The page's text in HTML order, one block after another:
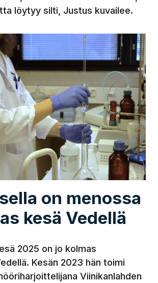
löytyy silti, Justus kuvailee.
on menossa
kesä Vedellä
2025 on jo kolmas
Kesän 2023 hän toimi
Viinikanlahden